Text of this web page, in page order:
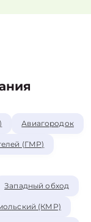
Авиагородок
(ГМР)
Западный обход
(КМР)